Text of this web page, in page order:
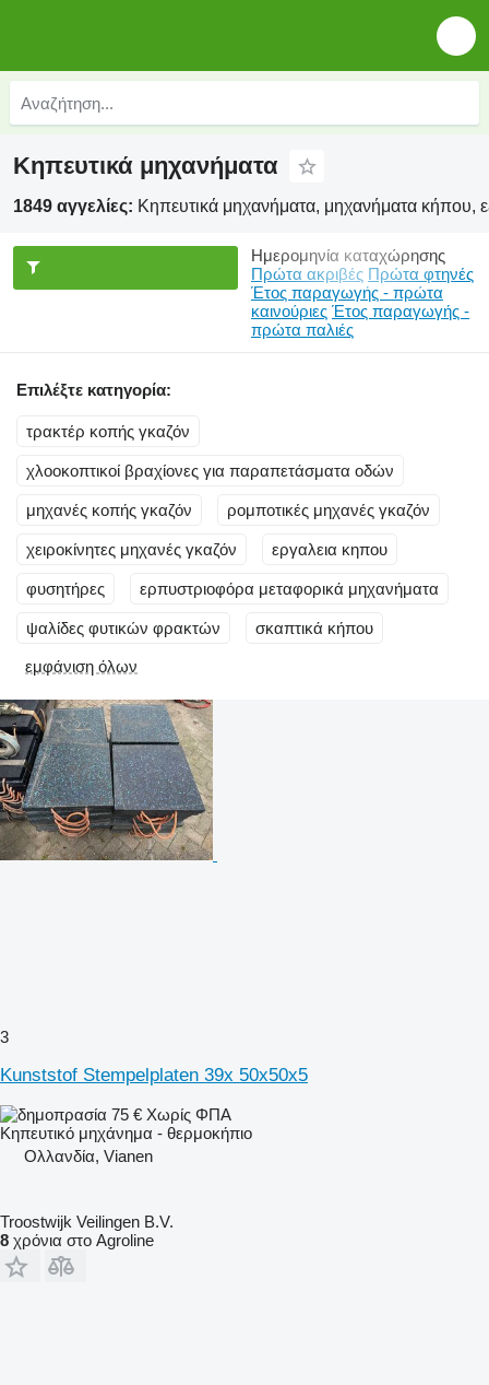
Κηπευτικά μηχανήματα
1849 αγγελίες: Κηπευτικά μηχανήματα, μηχανήματα κήπου,
Ημερομηνία καταχώρησης
Πρώτα ακριβές Πρώτα φτηνές
Έτος παραγωγής - πρώτα
καινούριες Έτος παραγωγής -
πρώτα παλιές
Επιλέξτε κατηγορία:
τρακτέρ κοπής γκαζόν
χλοοκοπτικοί βραχίονες για παραπετάσματα οδών
μηχανές κοπής γκαζόν ρομποτικές μηχανές γκαζόν
χειροκίνητες μηχανές γκαζόν εργαλεια κηπου
φυσητήρες ερπυστριοφόρα μεταφορικά μηχανήματα
ψαλίδες φυτικών φρακτών σκαπτικά κήπου
εμφάνιση όλων
3
Kunststof Stempelplaten 39x 50x50x5
75 € Χωρίς ΦΠΑ
Κηπευτικό μηχάνημα - θερμοκήπιο
Ολλανδία, Vianen
Troostwijk Veilingen B.V.
8 χρόνια στο Agroline